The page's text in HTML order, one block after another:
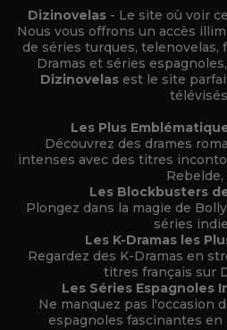
Dizinovelas - Le site où voir
Nous vous offrons un accès
de séries turques, telenovelas,
Dramas et séries
Dizinovelas est le site
Les Plus
Découvrez des drames
intenses avec des titres
Rebelde,
Les Blockbusters
Plongez dans la magie de
séries
Les K-Dramas les
Regardez des K-Dramas en
titres français sur
Les Séries Espagnoles
Ne manquez pas l'occasion
espagnoles fascinantes